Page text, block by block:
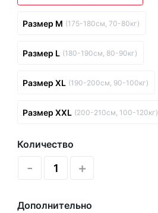
Размер M (175-180см, 70-80кг)
Размер L (180-190см, 80-90кг)
Размер XL (190-200см, 90-100кг)
Размер XXL (200-210см, 100-120кг)
Количество
- +
Дополнительно